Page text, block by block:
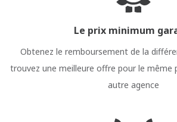
Le prix minimum
Obtenez le remboursement de la
trouvez une meilleure offre pour le même
autre agence